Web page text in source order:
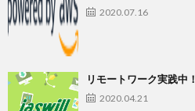
2020.07.16
リモートワーク実践中！
2020.04.21